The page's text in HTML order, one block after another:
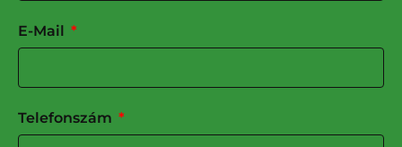
E-Mail
Telefonszám